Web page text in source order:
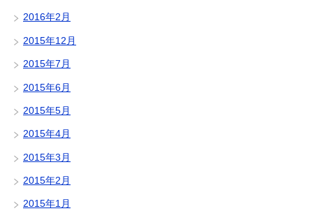
2016年2月
2015年12月
2015年7月
2015年6月
2015年5月
2015年4月
2015年3月
2015年2月
2015年1月